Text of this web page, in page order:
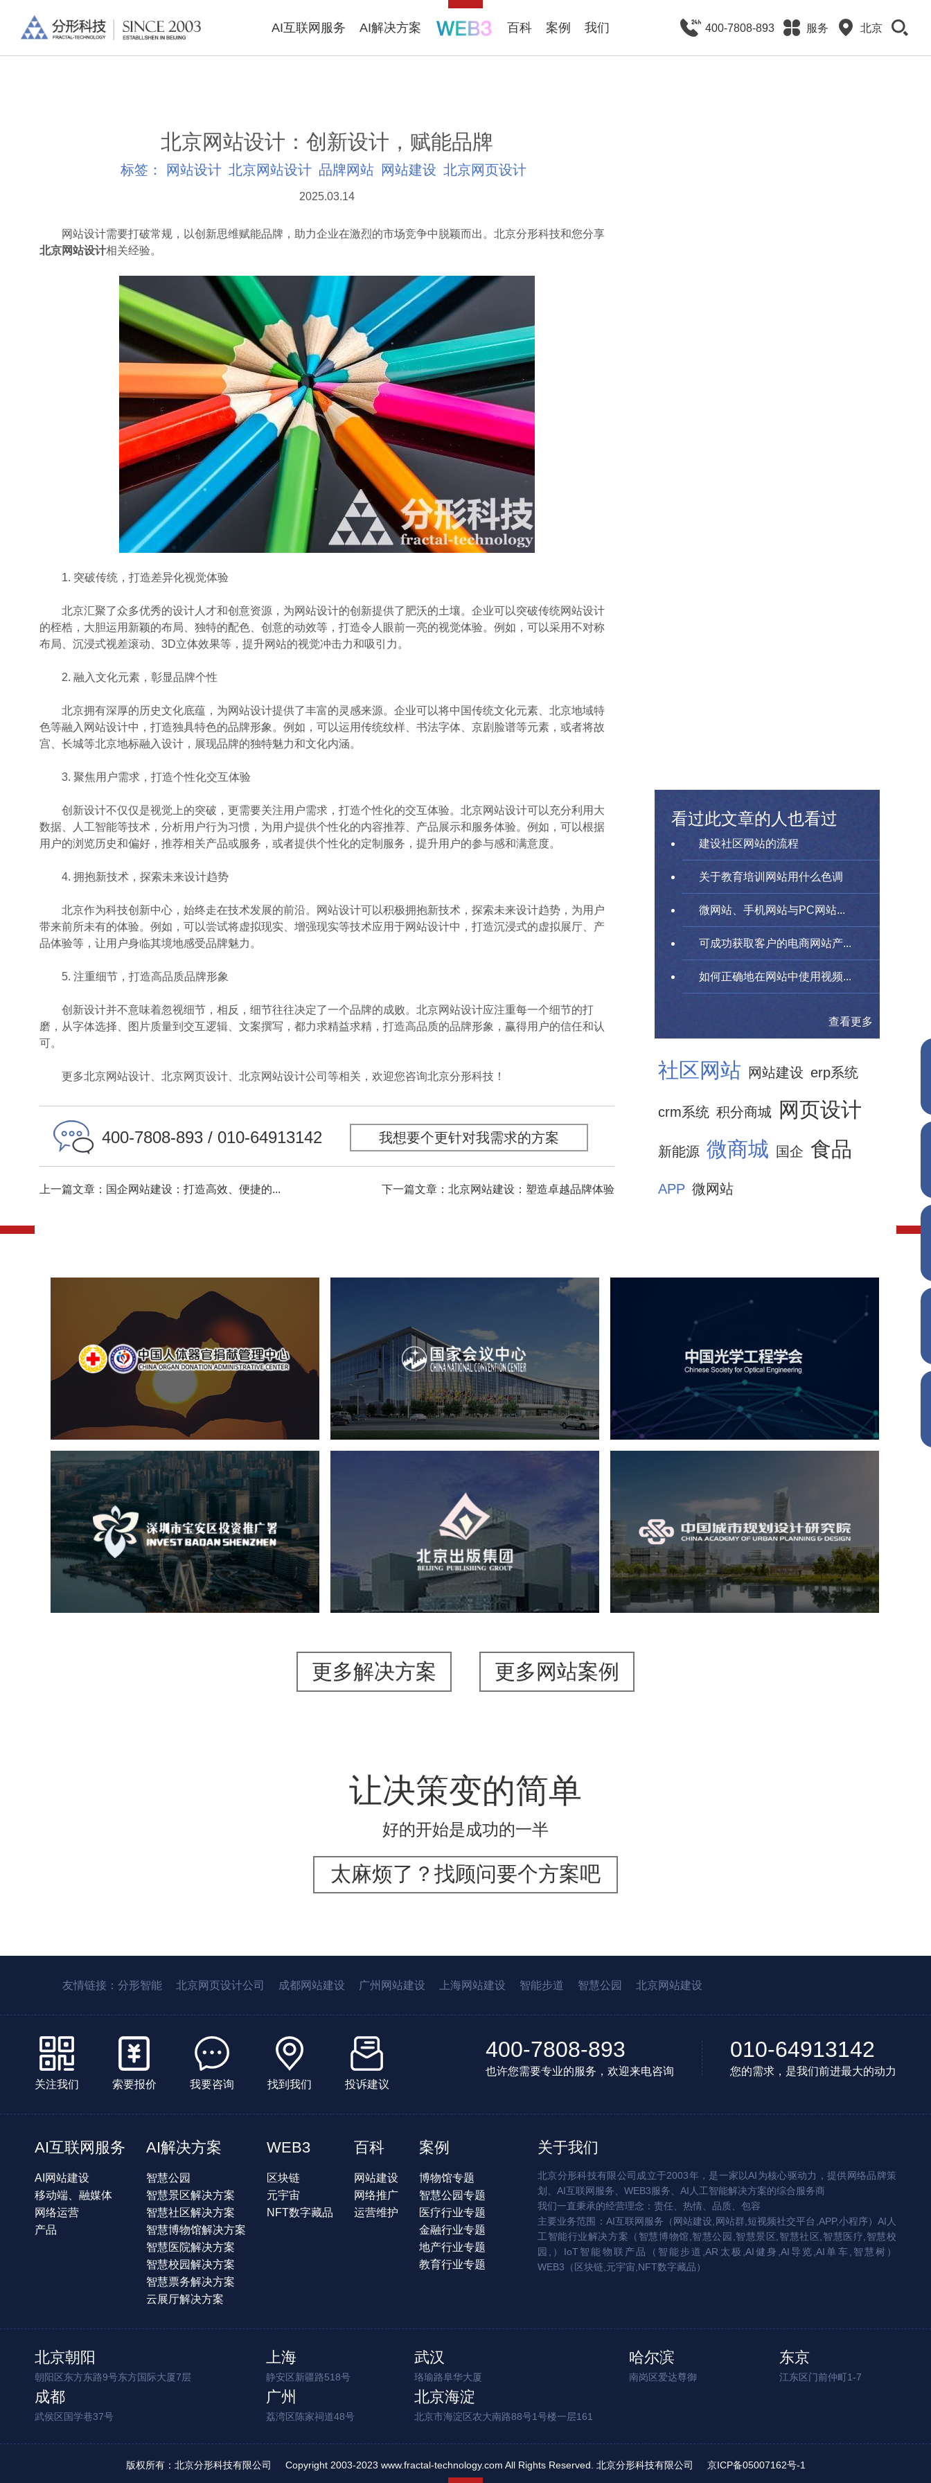
AI互联网服务 AI解决方案 百科 案例 我们 400-7808-893 服务 北京
北京网站设计：创新设计，赋能品牌
标签： 网站设计 北京网站设计 品牌网站 网站建设 北京网页设计
2025.03.14
网站设计需要打破常规，以创新思维赋能品牌，助力企业在激烈的市场竞争中脱颖而出。北京分形科技和您分享
北京网站设计相关经验。
1. 突破传统，打造差异化视觉体验
北京汇聚了众多优秀的设计人才和创意资源，为网站设计的创新提供了肥沃的土壤。企业可以突破传统网站设计
的桎梏，大胆运用新颖的布局、独特的配色、创意的动效等，打造令人眼前一亮的视觉体验。例如，可以采用不对称
布局、沉浸式视差滚动、3D立体效果等，提升网站的视觉冲击力和吸引力。
2. 融入文化元素，彰显品牌个性
北京拥有深厚的历史文化底蕴，为网站设计提供了丰富的灵感来源。企业可以将中国传统文化元素、北京地域特
色等融入网站设计中，打造独具特色的品牌形象。例如，可以运用传统纹样、书法字体、京剧脸谱等元素，或者将故
宫、长城等北京地标融入设计，展现品牌的独特魅力和文化内涵。
3. 聚焦用户需求，打造个性化交互体验
创新设计不仅仅是视觉上的突破，更需要关注用户需求，打造个性化的交互体验。北京网站设计可以充分利用大
数据、人工智能等技术，分析用户行为习惯，为用户提供个性化的内容推荐、产品展示和服务体验。例如，可以根据
用户的浏览历史和偏好，推荐相关产品或服务，或者提供个性化的定制服务，提升用户的参与感和满意度。
4. 拥抱新技术，探索未来设计趋势
北京作为科技创新中心，始终走在技术发展的前沿。网站设计可以积极拥抱新技术，探索未来设计趋势，为用户
带来前所未有的体验。例如，可以尝试将虚拟现实、增强现实等技术应用于网站设计中，打造沉浸式的虚拟展厅、产
品体验等，让用户身临其境地感受品牌魅力。
5. 注重细节，打造高品质品牌形象
创新设计并不意味着忽视细节，相反，细节往往决定了一个品牌的成败。北京网站设计应注重每一个细节的打
磨，从字体选择、图片质量到交互逻辑、文案撰写，都力求精益求精，打造高品质的品牌形象，赢得用户的信任和认
可。
更多北京网站设计、北京网页设计、北京网站设计公司等相关，欢迎您咨询北京分形科技！
400-7808-893 / 010-64913142 我想要个更针对我需求的方案
上一篇文章：国企网站建设：打造高效、便捷的... 下一篇文章：北京网站建设：塑造卓越品牌体验
看过此文章的人也看过
建设社区网站的流程
关于教育培训网站用什么色调
微网站、手机网站与PC网站...
可成功获取客户的电商网站产...
如何正确地在网站中使用视频...
查看更多
社区网站 网站建设 erp系统
crm系统 积分商城 网页设计
新能源 微商城 国企 食品
APP 微网站
中国人体器官捐献管理中心
国企 品牌官网
网站设计
国家会议中心
服务行业 专业服务 网站建设 网站设计
中国光学工程学会
机构组织 国企 品牌官网
网站建设
网站设计
深圳市宝安区投资推广署
机构组织 国企 品牌官网
网站建设
网站设计
北京出版集团
文化艺术 集团官网 品牌官网
集团网站建设公司
网站建设 网站设计
中国城市规划设计研究院
机构组织 国企 品牌官网
网站建设
网站设计
更多解决方案 更多网站案例
让决策变的简单
好的开始是成功的一半
太麻烦了？找顾问要个方案吧
友情链接： 分形智能 北京网页设计公司 成都网站建设 广州网站建设 上海网站建设 智能步道 智慧公园 北京网站建设
关注我们 索要报价 我要咨询 找到我们 投诉建议
400-7808-893
也许您需要专业的服务，欢迎来电咨询
010-64913142
您的需求，是我们前进最大的动力
AI互联网服务
AI网站建设
移动端、融媒体
网络运营
产品
AI解决方案
智慧公园
智慧景区解决方案
智慧社区解决方案
智慧博物馆解决方案
智慧医院解决方案
智慧校园解决方案
智慧票务解决方案
云展厅解决方案
WEB3
区块链
元宇宙
NFT数字藏品
百科
网站建设
网络推广
运营维护
案例
博物馆专题
智慧公园专题
医疗行业专题
金融行业专题
地产行业专题
教育行业专题
关于我们
北京分形科技有限公司成立于2003年，是一家以AI为核心驱动力，提供网络品牌策
划、AI互联网服务、WEB3服务、AI人工智能解决方案的综合服务商
我们一直秉承的经营理念：责任、热情、品质、包容
主要业务范围：AI互联网服务（网站建设,网站群,短视频社交平台,APP,小程序）AI人
工智能行业解决方案（智慧博物馆,智慧公园,智慧景区,智慧社区,智慧医疗,智慧校
园,）IoT智能物联产品（智能步道,AR太极,AI健身,AI导览,AI单车,智慧树）
WEB3（区块链,元宇宙,NFT数字藏品）
北京朝阳
朝阳区东方东路9号东方国际大厦7层
上海
静安区新疆路518号
武汉
珞瑜路阜华大厦
哈尔滨
南岗区爱达尊御
东京
江东区门前仲町1-7
成都
武侯区国学巷37号
广州
荔湾区陈家祠道48号
北京海淀
北京市海淀区农大南路88号1号楼一层161
版权所有：北京分形科技有限公司 Copyright 2003-2023 www.fractal-technology.com All Rights Reserved. 北京分形科技有限公司 京ICP备05007162号-1